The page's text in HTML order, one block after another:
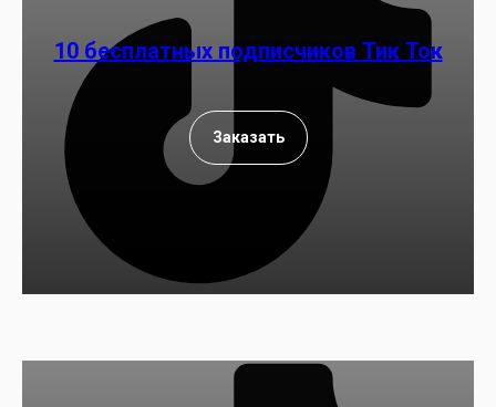
10 бесплатных подписчиков Тик Ток
Заказать